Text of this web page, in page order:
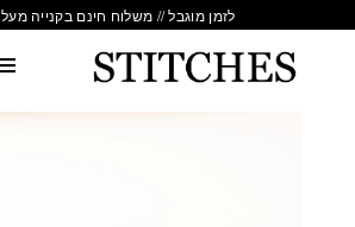
לזמן מוגבל // משלוח חינם בקנייה מעל 399 ש"ח